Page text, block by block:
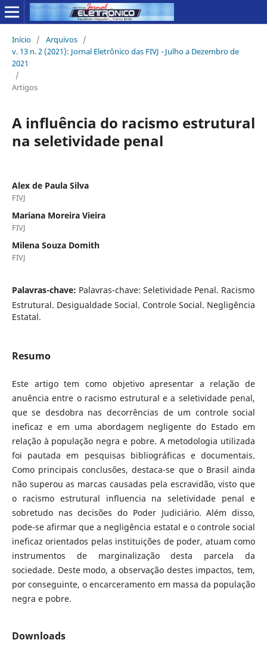
Início / Arquivos /
v. 13 n. 2 (2021): Jornal Eletrônico das FIVJ - Julho a Dezembro de
2021
/
Artigos
A influência do racismo estrutural
na seletividade penal
Alex de Paula Silva
FIVJ
Mariana Moreira Vieira
FIVJ
Milena Souza Domith
FIVJ
Palavras-chave: Palavras-chave: Seletividade Penal. Racismo
Estrutural. Desigualdade Social. Controle Social. Negligência
Estatal.
Resumo
Este artigo tem como objetivo apresentar a relação de
anuência entre o racismo estrutural e a seletividade penal,
que se desdobra nas decorrências de um controle social
ineficaz e em uma abordagem negligente do Estado em
relação à população negra e pobre. A metodologia utilizada
foi pautada em pesquisas bibliográficas e documentais.
Como principais conclusões, destaca-se que o Brasil ainda
não superou as marcas causadas pela escravidão, visto que
o racismo estrutural influencia na seletividade penal e
sobretudo nas decisões do Poder Judiciário. Além disso,
pode-se afirmar que a negligência estatal e o controle social
ineficaz orientados pelas instituições de poder, atuam como
instrumentos de marginalização desta parcela da
sociedade. Deste modo, a observação destes impactos, tem,
por conseguinte, o encarceramento em massa da população
negra e pobre.
Downloads